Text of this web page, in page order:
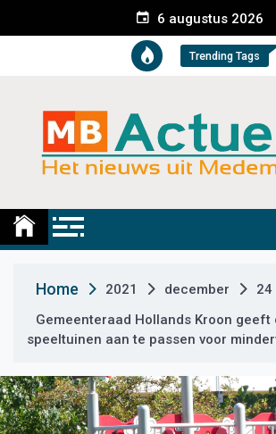
e
t
6 augustus 2026
Trending Tags
Medemblik
Home 2021 december
24
Gemeenteraad Hollands Kroon geeft
speeltuinen aan te passen voor